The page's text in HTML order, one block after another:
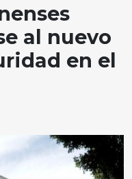
al nuevo
en el